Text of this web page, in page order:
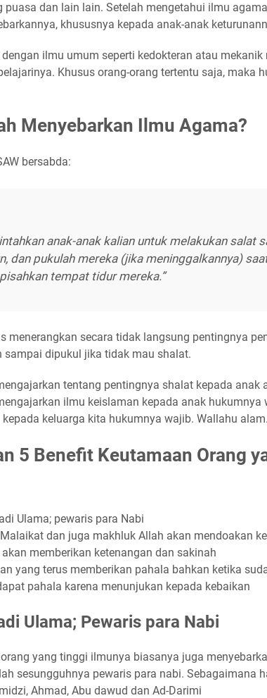
puasa dan lain lain. Setelah mengetahui ilmu
khususnya kepada anak-anak
dengan ilmu umum seperti kedokteran atau
Khusus orang-orang tertentu saja, maka
Menyebarkan Ilmu Agama?
bersabda:
anak-anak kalian untuk melakukan salat
dan pukulah mereka (jika meninggalkannya)
tempat tidur mereka.”
menerangkan secara tidak langsung pentingnya
sampai dipukul jika tidak mau shalat.
tentang pentingnya shalat kepada anak
ilmu keislaman kepada anak hukumnya
keluarga kita hukumnya wajib. Wallahu alam.
5 Benefit Keutamaan Orang
Ulama; pewaris para Nabi
dan juga makhluk Allah akan mendoakan
memberikan ketenangan dan sakinah
yang terus memberikan pahala bahkan ketika
pahala karena menunjukan kepada kebaikan
Ulama; Pewaris para Nabi
yang tinggi ilmunya biasanya juga
sesungguhnya pewaris para nabi. Sebagaimana
Ahmad, Abu dawud dan Ad-Darimi